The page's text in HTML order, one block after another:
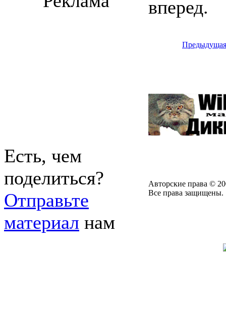
вперед.
Предыдущая
Есть, чем
поделиться?
Отправьте
материал нам
Авторские права ©
Все права защищены.